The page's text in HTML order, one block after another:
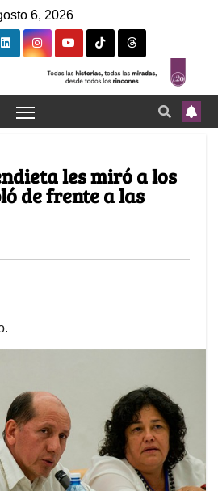
6, 2026
les miró a los
de frente a las